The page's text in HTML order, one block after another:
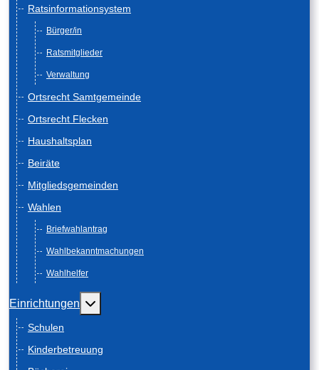
Ratsinformationsystem
Bürger/in
Ratsmitglieder
Verwaltung
Ortsrecht Samtgemeinde
Ortsrecht Flecken
Haushaltsplan
Beiräte
Mitgliedsgemeinden
Wahlen
Briefwahlantrag
Wahlbekanntmachungen
Wahlhelfer
Einrichtungen Weitere Informationen: Einrichtungen
Schulen
Kinderbetreuung